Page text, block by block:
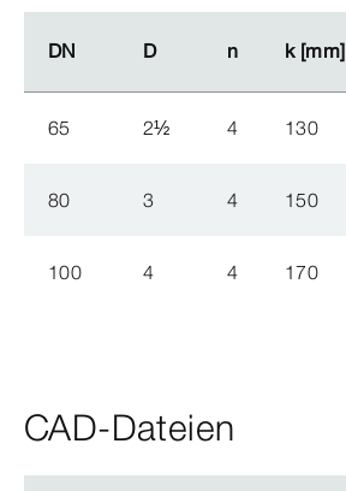
DN D n k [mm]
DN D n k [mm]
65 2½ 4 130
80 3 4 150
100 4 4 170
CAD-Dateien